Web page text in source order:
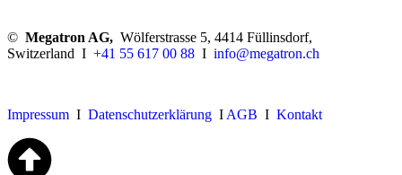
© Megatron AG, Wölferstrasse 5, 4414 Füllinsdorf,
Switzerland I +41 55 617 00 88 I info@megatron.ch
Impressum I Datenschutzerklärung I AGB I Kontakt